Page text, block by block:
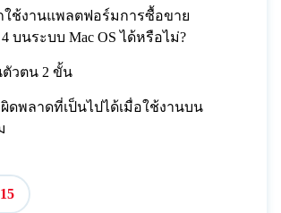
ใช้งานแพลตฟอร์มการซื้อขาย
4 บนระบบ Mac OS ได้หรือไม่?
วตน 2 ขั้น
ดพลาดที่เป็นไปได้เมื่อใช้งานบน